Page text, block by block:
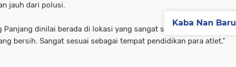
jauh dari polusi.
Panjang dinilai berada di lokasi yang sangat strategis dengan
bersih. Sangat sesuai sebagai tempat pendidikan para atlet,"
Kaba Nan Baru